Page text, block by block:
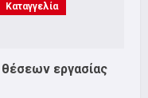
Καταγγελία
εργασίας